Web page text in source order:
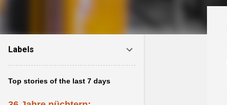
Labels
Top stories of the last 7 days